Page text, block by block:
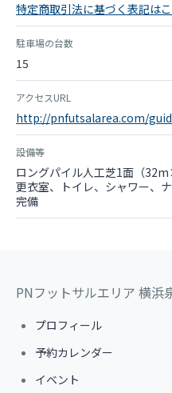
特定商取引法に基づく表記は
駐車場の台数
15
アクセスURL
http://pnfutsalarea.com/
設備等
ロングパイル人工芝1面（
更衣室、トイレ、シャワー、
完備
PNフットサルエリア 横浜
プロフィール
予約カレンダー
イベント